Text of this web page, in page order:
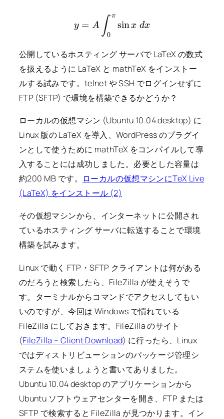
0πsin
公開しているホスティング サーバで LaTeX の数式
を扱えるように LaTeX と mathTeX をインストー
ルする試みです。telnet や SSH でログインせずに
FTP (SFTP) で環境を構築できるかどうか？
ローカルの仮想マシン (Ubuntu 10.04 desktop) に
Linux 版の LaTeX を導入、WordPress のプラグイ
ンとして使うために mathTeX をコンパイルして導
入することには成功しました。必要とした容量は
約200 MB です。
ローカルの仮想マシンにTeX Live
(LaTeX) をインストール (2)
その仮想マシンから、インターネットに公開され
ているホスティング サーバに転送することで環境
構築を試みます。
Linux で動く FTP・SFTP クライアントは何がある
のだろうと検索したら、FileZilla が使えそうで
す。ターミナルからコマンドでアクセスしてもい
いのですが、今回は Windows で慣れている
FileZilla にしておきます。FileZilla のサイト
(FileZilla – Client Download) に行ったら、Linux
ではディストリビューションのパッケージ管理シ
ステムを使いましょうと書いてありました。
Ubuntu 10.04 desktop のアプリケーションから
Ubuntu ソフトウェアセンターを開き、FTP または
SFTP で検索すると FileZilla が見つかります。イン